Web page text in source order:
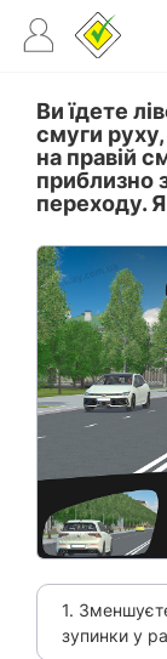
Ви їдете
смуги
на правій
приблизно
переходу.
1.
зупинки у